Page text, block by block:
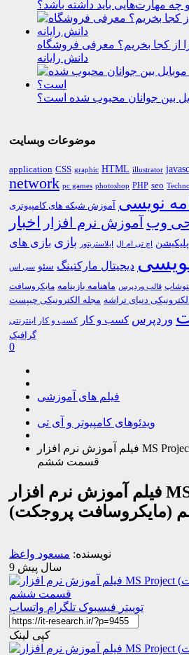
چه مهارت‌هایی باید داشته باشد؟
از کجا بخریم؟ معرفی فروشگاه
دانش رایانه
بین جوانان محبوب شده است؟
موضوعات وبسایت
application CSS graphic HTML illustrator
network pc games photoshop PHP seo
نویسی آموزش شبکه های کامپیوتری
وب آموزش نرم افزار اخبار
اچ تی ام ال ایلاستریتور بازی بازی های
دیجیتال مارکتینگ سئو سی اس
قالب وردپرس ماهنامه بازینامه مایکروسافت
دنیای تراشه مجله الکترونیکی چیپست
وردپرس کسب و کار کسب و کار اینترنتی
گرافیک
0
فیلم های آموزشی
ویدئوهای کامپیوتر و آی تی
فیلم آموزش نرم افزار MS Project (مایکروسافت پروجکت)
قسمت ششم
فیلم آموزش نرم افزار MS Project
نویسنده: مسعود واعظ
9 سال پیش
توییتر فیسبوک تلگرام واتساپ
کپی لینک